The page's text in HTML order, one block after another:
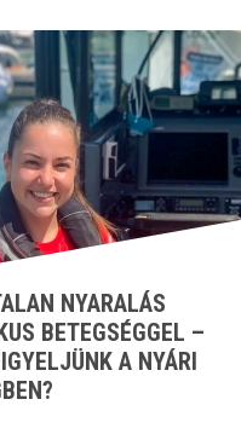
NYARALÁS
BETEGSÉGGEL –
A NYÁRI